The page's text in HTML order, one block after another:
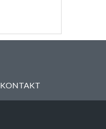
KONTAKT